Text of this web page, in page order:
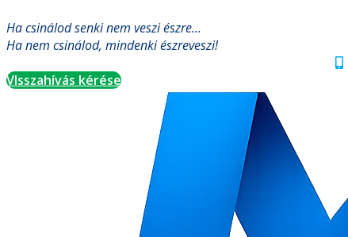
a
tartalomhoz
Ha csinálod senki nem veszi észre…
Ha nem csinálod, mindenki észreveszi!
VIsszahívás kérése